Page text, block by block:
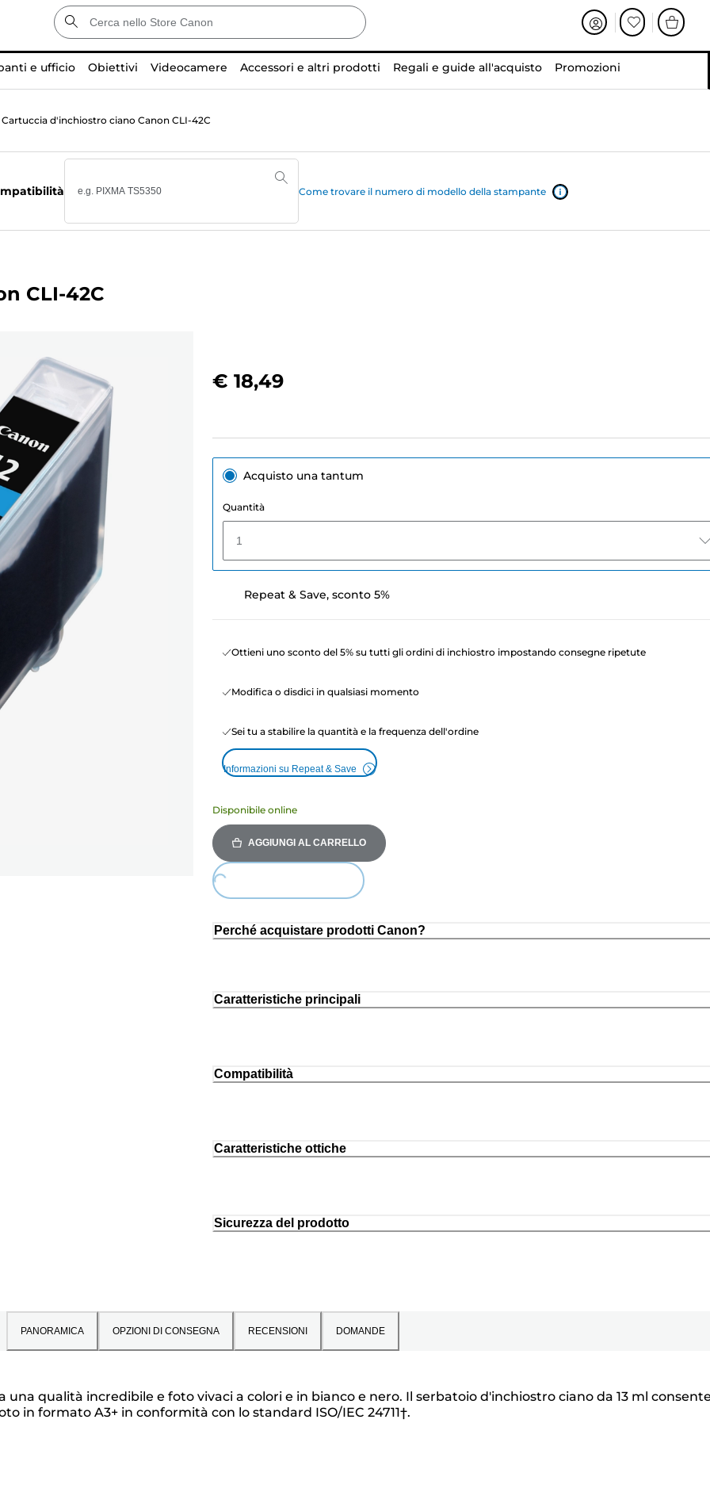
e ufficio Obiettivi Videocamere Accessori e altri prodotti Regali e guide all'acquisto Promozioni
Cartuccia d'inchiostro ciano Canon CLI-42C
Come trovare il numero di modello della stampante
CLI-42C
€ 18,49
Acquisto una tantum
Quantità
1
Repeat & Save, sconto 5%
Ottieni uno sconto del 5% su tutti gli ordini di inchiostro impostando consegne ripetute
Modifica o disdici in qualsiasi momento
Sei tu a stabilire la quantità e la frequenza dell'ordine
Informazioni su Repeat & Save
Disponibile online
AGGIUNGI AL CARRELLO
Loading...
Perché acquistare prodotti Canon?
Caratteristiche principali
Compatibilità
Caratteristiche ottiche
Sicurezza del prodotto
PANORAMICA OPZIONI DI CONSEGNA RECENSIONI DOMANDE
qualità incredibile e foto vivaci a colori e in bianco e nero. Il serbatoio d'inchiostro ciano da 13 ml
in formato A3+ in conformità con lo standard ISO/IEC 24711†.